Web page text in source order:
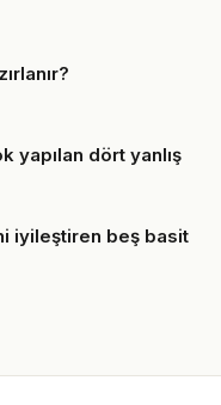
yapılan dört yanlış
iyileştiren beş basit